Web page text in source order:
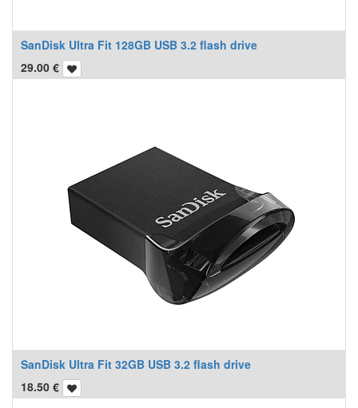
SanDisk Ultra Fit 128GB USB 3.2 flash drive
29.00 €
SanDisk Ultra Fit 32GB USB 3.2 flash drive
18.50 €